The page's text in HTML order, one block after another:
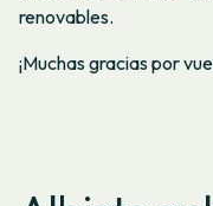
renovables.
¡Muchas gracias por